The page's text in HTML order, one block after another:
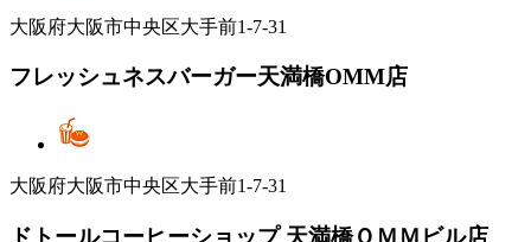
大阪府大阪市中央区大手前1-7-31
フレッシュネスバーガー天満橋OMM店
大阪府大阪市中央区大手前1-7-31
ドトールコーヒーショップ 天満橋ＯＭＭビル店